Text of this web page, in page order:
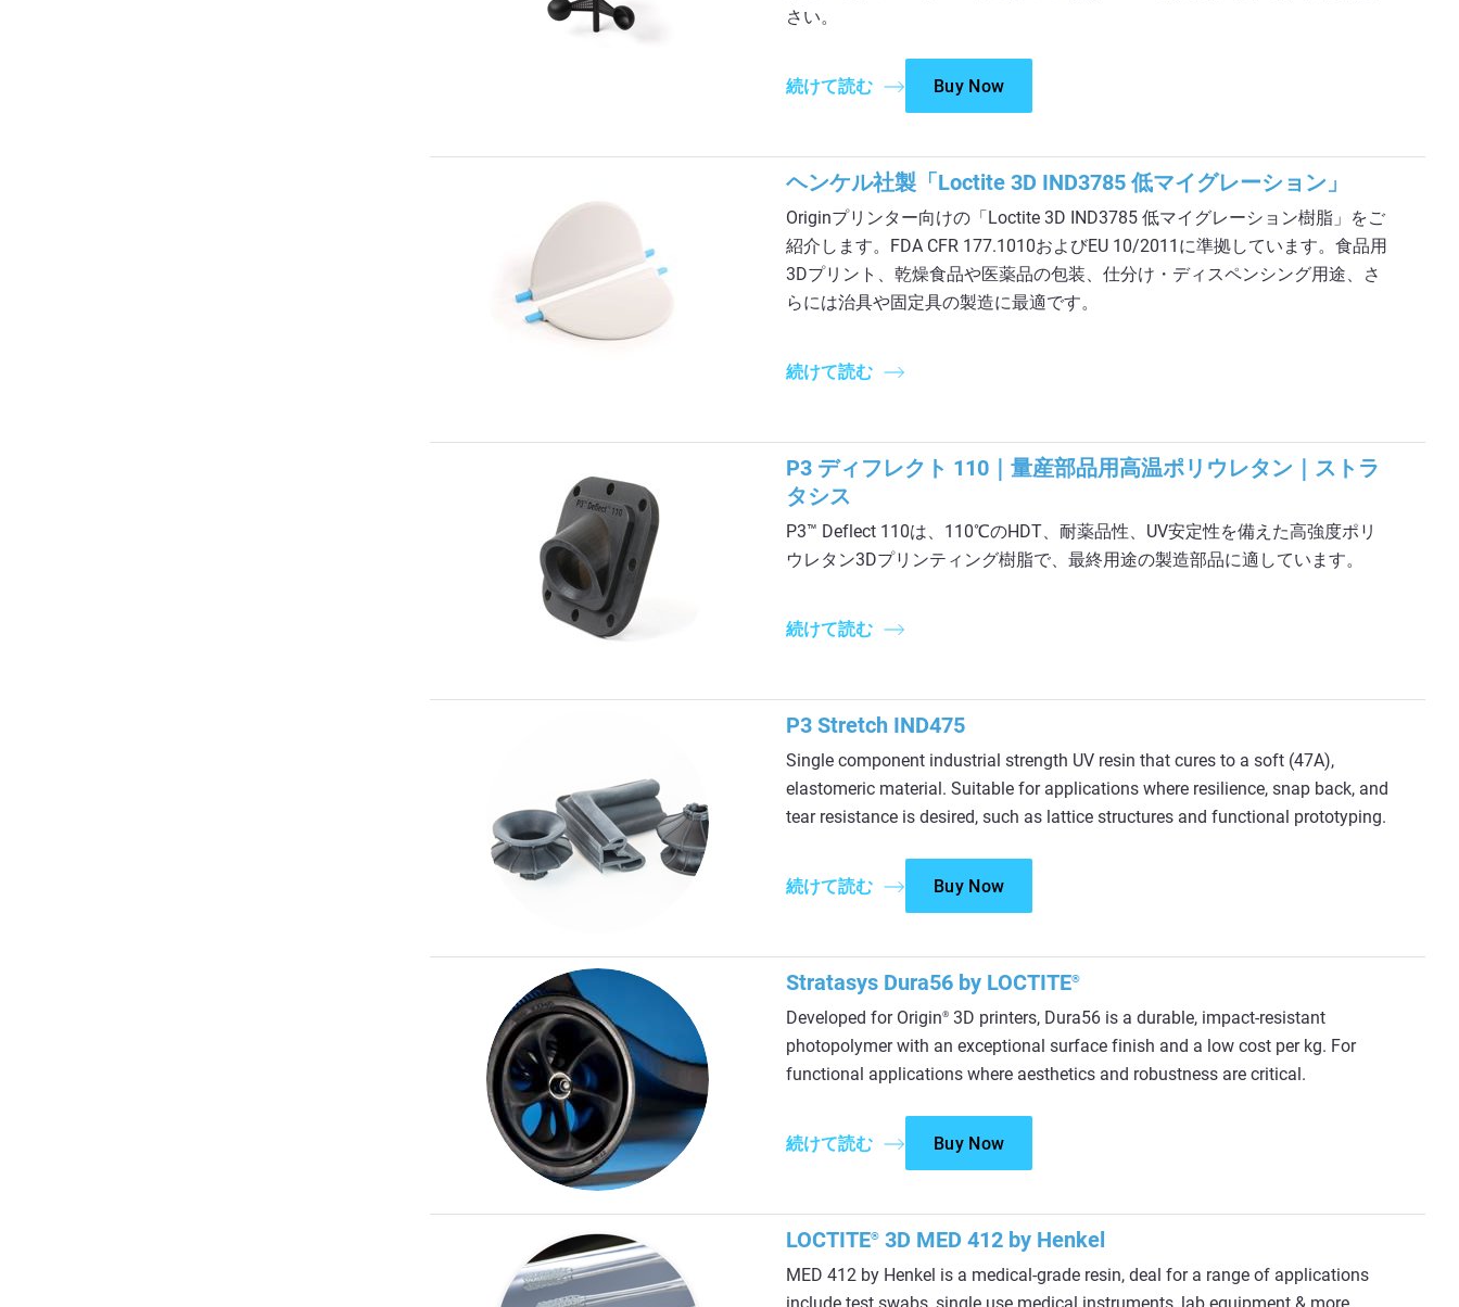
さい。
続けて読む Buy Now
ヘンケル社製「Loctite 3D IND3785 低マイグレーション」
Originプリンター向けの「Loctite 3D IND3785 低マイグレーション樹脂」をご
紹介します。FDA CFR 177.1010およびEU 10/2011に準拠しています。食品用
3Dプリント、乾燥食品や医薬品の包装、仕分け・ディスペンシング用途、さ
らには治具や固定具の製造に最適です。
続けて読む
P3 ディフレクト 110｜量産部品用高温ポリウレタン｜ストラ
タシス
P3™ Deflect 110は、110℃のHDT、耐薬品性、UV安定性を備えた高強度ポリ
ウレタン3Dプリンティング樹脂で、最終用途の製造部品に適しています。
続けて読む
P3 Stretch IND475
Single component industrial strength UV resin that cures to a soft (47A),
elastomeric material. Suitable for applications where resilience, snap back, and
tear resistance is desired, such as lattice structures and functional prototyping.
続けて読む Buy Now
Stratasys Dura56 by LOCTITE®
Developed for Origin® 3D printers, Dura56 is a durable, impact-resistant
photopolymer with an exceptional surface finish and a low cost per kg. For
functional applications where aesthetics and robustness are critical.
続けて読む Buy Now
LOCTITE® 3D MED 412 by Henkel
MED 412 by Henkel is a medical-grade resin, deal for a range of applications